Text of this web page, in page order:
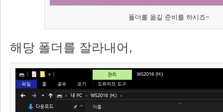
폴더를 옮길 준비를 하시죠~
해당 폴더를 잘라내어,